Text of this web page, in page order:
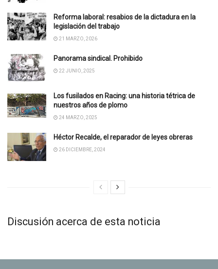
Reforma laboral: resabios de la dictadura en la
legislación del trabajo
21 MARZO, 2026
Panorama sindical. Prohibido
22 JUNIO, 2025
Los fusilados en Racing: una historia tétrica de
nuestros años de plomo
24 MARZO, 2025
Héctor Recalde, el reparador de leyes obreras
26 DICIEMBRE, 2024
Discusión acerca de esta noticia